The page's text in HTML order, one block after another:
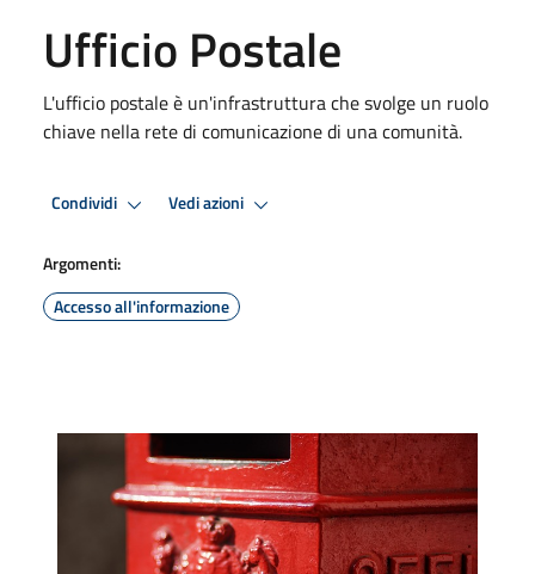
Ufficio Postale
L'ufficio postale è un'infrastruttura che svolge un ruolo
chiave nella rete di comunicazione di una comunità.
Condividi Vedi azioni
Argomenti:
Accesso all'informazione